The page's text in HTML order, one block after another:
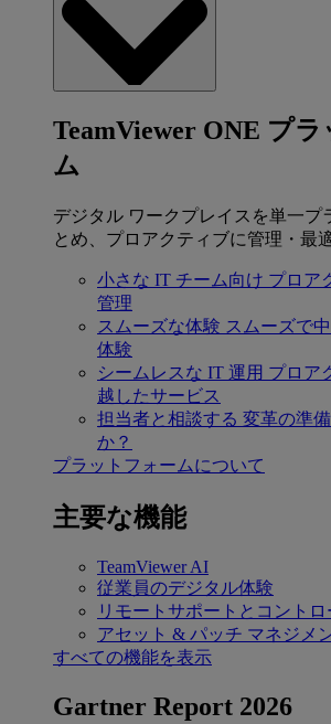
TeamViewer ONE プ
ム
デジタル ワークプレイスを単一プ
とめ、プロアクティブに管理・最
小さな IT チーム向け プロア
管理
スムーズな体験 スムーズで
体験
シームレスな IT 運用 プロア
越したサービス
担当者と相談する 変革の準
か？
プラットフォームについて
主要な機能
TeamViewer AI
従業員のデジタル体験
リモートサポートとコントロ
アセット & パッチ マネジメ
すべての機能を表示
Gartner Report 2026